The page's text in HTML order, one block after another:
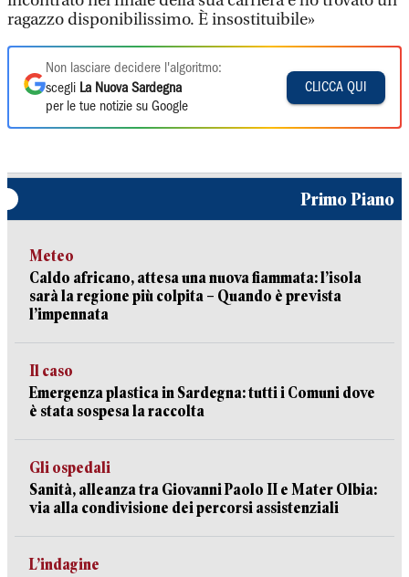
ragazzo disponibilissimo. È insostituibile»
Non lasciare decidere l'algoritmo:
scegli La Nuova Sardegna
per le tue notizie su Google
CLICCA QUI
Primo Piano
Meteo
Caldo africano, attesa una nuova fiammata: l’isola
sarà la regione più colpita – Quando è prevista
l’impennata
Il caso
Emergenza plastica in Sardegna: tutti i Comuni dove
è stata sospesa la raccolta
Gli ospedali
Sanità, alleanza tra Giovanni Paolo II e Mater Olbia:
via alla condivisione dei percorsi assistenziali
L’indagine